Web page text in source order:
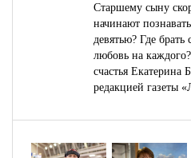
Старшему сыну
начинают
девятью? Где брать
любовь на
счастья Екатерина
редакцией газеты